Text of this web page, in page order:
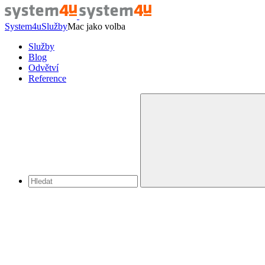
System4uSlužbyMac jako volba
Služby
Blog
Odvětví
Reference